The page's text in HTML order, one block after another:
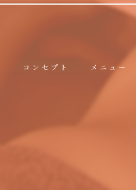
コンセプト メニュー